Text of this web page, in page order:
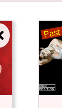
Past